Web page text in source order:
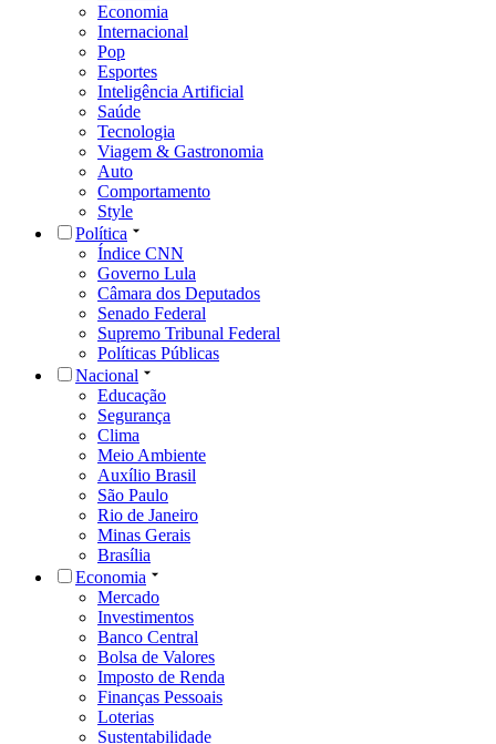
Economia
Internacional
Pop
Esportes
Inteligência Artificial
Saúde
Tecnologia
Viagem & Gastronomia
Auto
Comportamento
Style
Política
Índice CNN
Governo Lula
Câmara dos Deputados
Senado Federal
Supremo Tribunal Federal
Políticas Públicas
Nacional
Educação
Segurança
Clima
Meio Ambiente
Auxílio Brasil
São Paulo
Rio de Janeiro
Minas Gerais
Brasília
Economia
Mercado
Investimentos
Banco Central
Bolsa de Valores
Imposto de Renda
Finanças Pessoais
Loterias
Sustentabilidade